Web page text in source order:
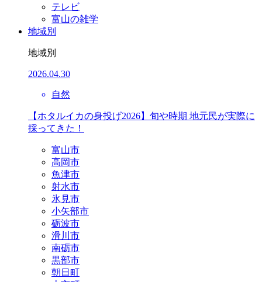
テレビ
富山の雑学
地域別
地域別
2026.04.30
自然
【ホタルイカの身投げ2026】旬や時期 地元民が実際に
採ってきた！
富山市
高岡市
魚津市
射水市
氷見市
小矢部市
砺波市
滑川市
南砺市
黒部市
朝日町